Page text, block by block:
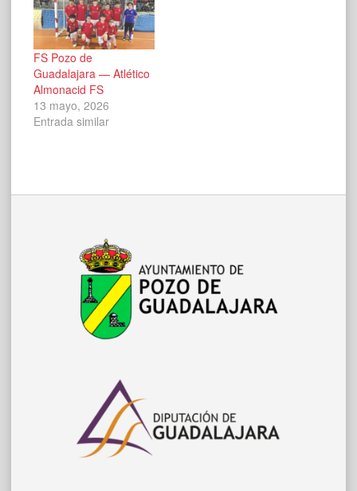
FS Pozo de
Guadalajara — Atlético
Almonacid FS
13 mayo, 2026
Entrada similar